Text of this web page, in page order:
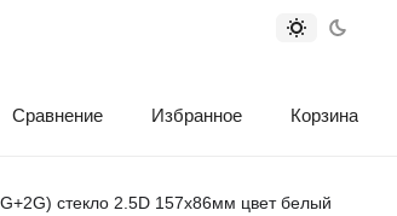
Сравнение Избранное Корзина
стекло 2.5D 157х86мм цвет белый